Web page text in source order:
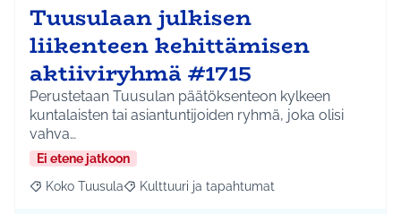
Tuusulaan julkisen
liikenteen kehittämisen
aktiiviryhmä #1715
Perustetaan Tuusulan päätöksenteon kylkeen
kuntalaisten tai asiantuntijoiden ryhmä, joka olisi
vahva…
Ei etene jatkoon
Rajaa tulokset aihepiirin mukaan: Koko Tuusula
Koko Tuusula Rajaa tulokset teeman mukaan: Kulttuuri ja
Kulttuuri ja tapahtumat